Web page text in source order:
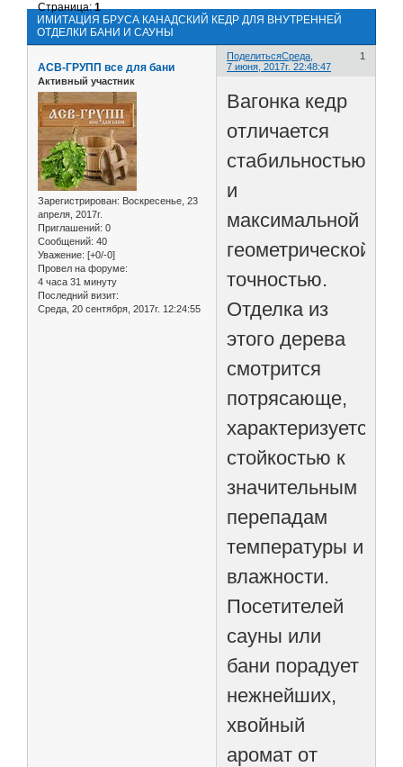
ИМИТАЦИЯ БРУСА КАНАДСКИЙ КЕДР ДЛЯ ВНУТРЕННЕЙ
ОТДЕЛКИ БАНИ И САУНЫ
Страница:1
Поделиться 1
Среда,
7 июня, 2017г. 22:48:47
АСВ-ГРУПП все для бани
Активный участник
Зарегистрирован: Воскресенье, 23
апреля, 2017г.
Приглашений: 0
Сообщений: 40
Уважение: [+0/-0]
Провел на форуме:
4 часа 31 минуту
Последний визит:
Среда, 20 сентября, 2017г. 12:24:55
Вагонка кедр
отличается
стабильностью
и
максимальной
геометрической
точностью.
Отделка из
этого дерева
смотрится
потрясающе,
характеризуется
стойкостью к
значительным
перепадам
температуры и
влажности.
Посетителей
сауны или
бани порадует
нежнейших,
хвойный
аромат от